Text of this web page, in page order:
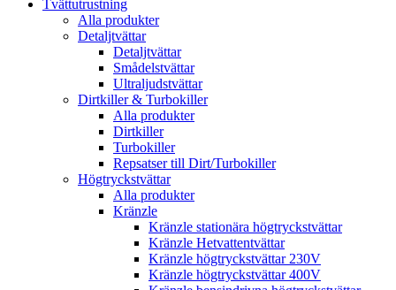
Tvättutrustning
Alla produkter
Detaljtvättar
Detaljtvättar
Smådelstvättar
Ultraljudstvättar
Dirtkiller & Turbokiller
Alla produkter
Dirtkiller
Turbokiller
Repsatser till Dirt/Turbokiller
Högtryckstvättar
Alla produkter
Kränzle
Kränzle stationära högtryckstvättar
Kränzle Hetvattentvättar
Kränzle högtryckstvättar 230V
Kränzle högtryckstvättar 400V